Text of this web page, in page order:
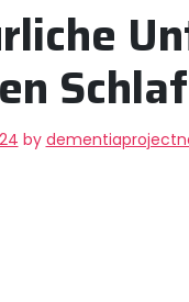
Schlaf
by